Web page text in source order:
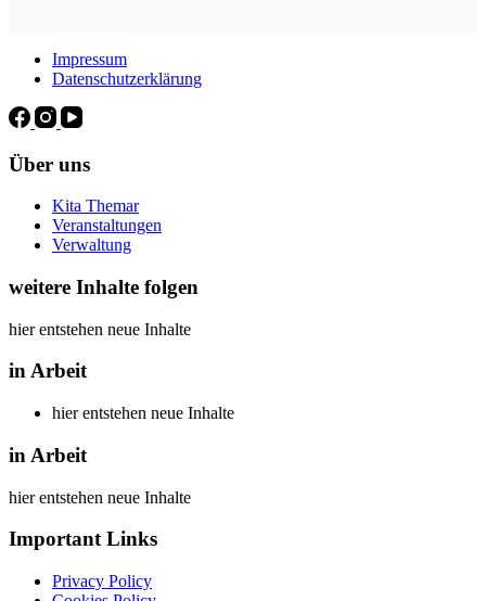
Impressum
Datenschutzerklärung
Über uns
Kita Themar
Veranstaltungen
Verwaltung
weitere Inhalte folgen
hier entstehen neue Inhalte
in Arbeit
hier entstehen neue Inhalte
in Arbeit
hier entstehen neue Inhalte
Important Links
Privacy Policy